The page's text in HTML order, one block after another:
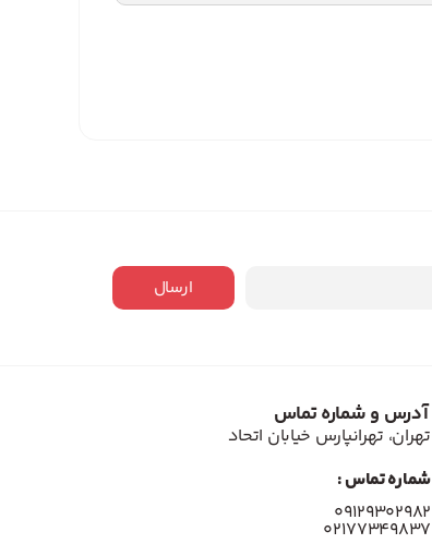
ارسال
آدرس و شماره تماس
تهران، تهرانپارس خیابان اتحاد
شماره تماس :
۰۹۱۲۹۳۰۲۹۸۲
۰۲۱۷۷۳۴۹۸۳۷